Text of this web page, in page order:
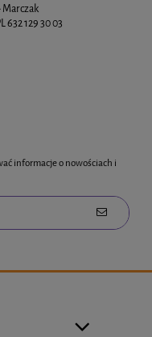
Marczak
632 129 30 03
informacje o nowościach i